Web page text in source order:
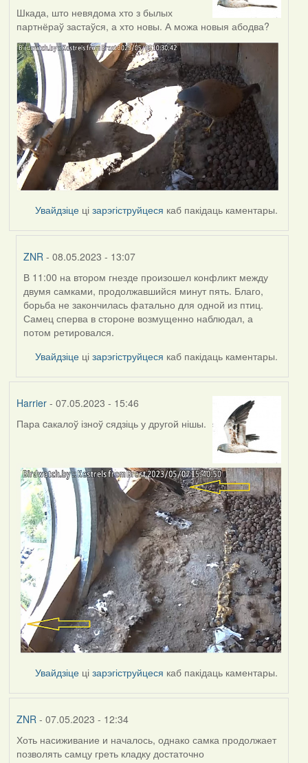
Шкада, што невядома хто з былых
партнёраў застаўся, а хто новы. А можа новыя абодва?
Увайдзіце цізарэгіструйцеся каб пакідаць каментары.
ZNR - 08.05.2023 - 13:07
In
reply
to
by
Harrier
В 11:00 на втором гнезде произошел конфликт между
двумя самками, продолжавшийся минут пять. Благо,
борьба не закончилась фатально для одной из птиц.
Самец сперва в стороне возмущенно наблюдал, а
потом ретировался.
Увайдзіце цізарэгіструйцеся каб пакідаць каментары.
Harrier- 07.05.2023 - 15:46
Пара cакалоў ізноў сядзіць у другой нішы.
Увайдзіце цізарэгіструйцеся каб пакідаць каментары.
ZNR - 07.05.2023 - 12:34
Хоть насиживание и началось, однако самка продолжает
позволять самцу греть кладку достаточно